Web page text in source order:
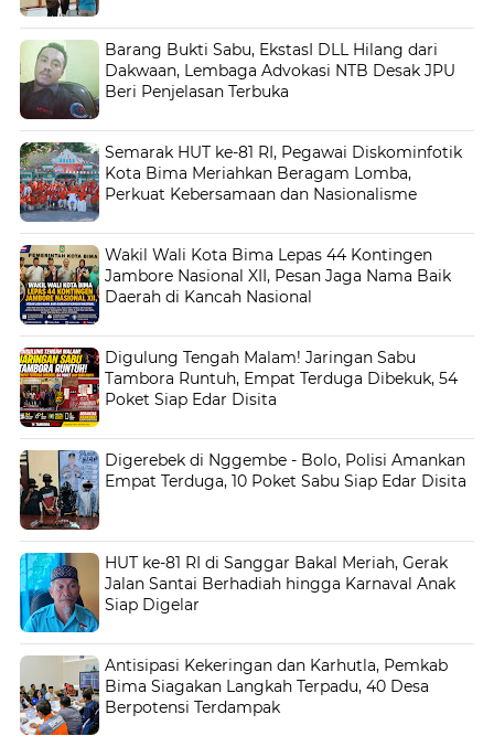
Barang Bukti Sabu, EkstasI DLL Hilang dari
Dakwaan, Lembaga Advokasi NTB Desak JPU
Beri Penjelasan Terbuka
Semarak HUT ke-81 RI, Pegawai Diskominfotik
Kota Bima Meriahkan Beragam Lomba,
Perkuat Kebersamaan dan Nasionalisme
Wakil Wali Kota Bima Lepas 44 Kontingen
Jambore Nasional XII, Pesan Jaga Nama Baik
Daerah di Kancah Nasional
Digulung Tengah Malam! Jaringan Sabu
Tambora Runtuh, Empat Terduga Dibekuk, 54
Poket Siap Edar Disita
Digerebek di Nggembe - Bolo, Polisi Amankan
Empat Terduga, 10 Poket Sabu Siap Edar Disita
HUT ke-81 RI di Sanggar Bakal Meriah, Gerak
Jalan Santai Berhadiah hingga Karnaval Anak
Siap Digelar
Antisipasi Kekeringan dan Karhutla, Pemkab
Bima Siagakan Langkah Terpadu, 40 Desa
Berpotensi Terdampak